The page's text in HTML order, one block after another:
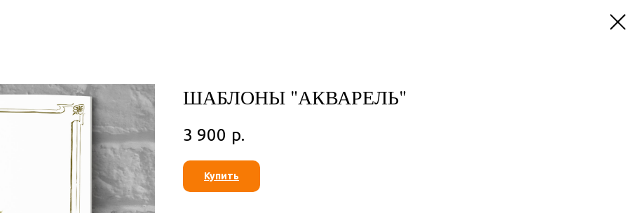
ШАБЛОНЫ "АКВАРЕЛЬ"
3 900 р.
Купить